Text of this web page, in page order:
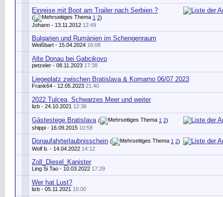
Einreise mit Boot am Trailer nach Serbien ?
( 1 2)
Johann - 13.11.2012 12:49
Bulgarien und Rumänien im Schengenraum
Weißbart - 15.04.2024 16:08
Alte Donau bei Gabcikovo
petzeler - 08.11.2023 17:38
Liegeplatz zwischen Bratislava & Komarno 06/07 2023
Frank64 - 12.05.2023 21:40
2022 Tulcea, Schwarzes Meer und weiter
lizb - 24.10.2021 12:36
Gästestege Bratislava ( 1 2)
shippi - 16.09.2015 10:58
Donaufahrterlaubnisschein ( 1 2)
Wolf b. - 14.04.2022 14:12
Zoll_Diesel_Kanister
Ling Si Tao - 10.03.2022 17:29
Wer hat Lust?
lizb - 05.11.2021 10:00